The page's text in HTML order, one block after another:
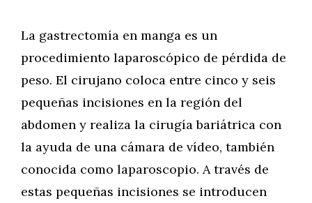
La gastrectomía en manga es un
procedimiento laparoscópico de pérdida de
peso. El cirujano coloca entre cinco y seis
pequeñas incisiones en la región del
abdomen y realiza la cirugía bariátrica con
la ayuda de una cámara de vídeo, también
conocida como laparoscopio. A través de
estas pequeñas incisiones se introducen